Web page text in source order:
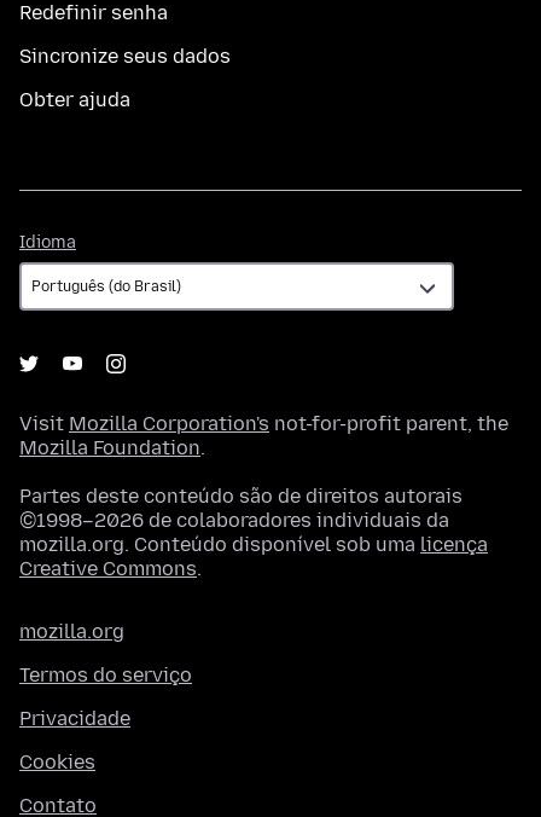
Redefinir senha
Sincronize seus dados
Obter ajuda
Idioma
Visit Mozilla Corporation's not-for-profit parent, the
Mozilla Foundation.
Partes deste conteúdo são de direitos autorais
©1998–2026 de colaboradores individuais da
mozilla.org. Conteúdo disponível sob uma licença
Creative Commons.
mozilla.org
Termos do serviço
Privacidade
Cookies
Contato